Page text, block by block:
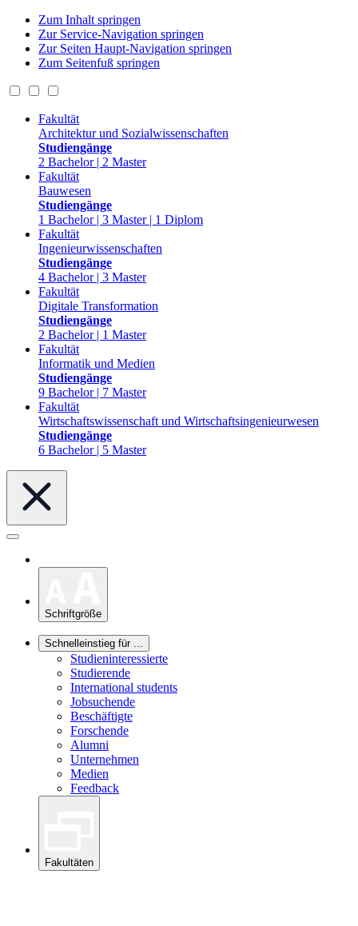
Zum Inhalt springen
Zur Service-Navigation springen
Zur Seiten Haupt-Navigation springen
Zum Seitenfuß springen
Fakultät
Architektur und Sozialwissenschaften
Studiengänge
2 Bachelor | 2 Master
Fakultät
Bauwesen
Studiengänge
1 Bachelor | 3 Master | 1 Diplom
Fakultät
Ingenieurwissenschaften
Studiengänge
4 Bachelor | 3 Master
Fakultät
Digitale Transformation
Studiengänge
2 Bachelor | 1 Master
Fakultät
Informatik und Medien
Studiengänge
9 Bachelor | 7 Master
Fakultät
Wirtschaftswissenschaft und Wirtschaftsingenieurwesen
Studiengänge
6 Bachelor | 5 Master
Schriftgröße
Schnelleinstieg für ...
Studieninteressierte
Studierende
International students
Jobsuchende
Beschäftigte
Forschende
Alumni
Unternehmen
Medien
Feedback
Fakultäten